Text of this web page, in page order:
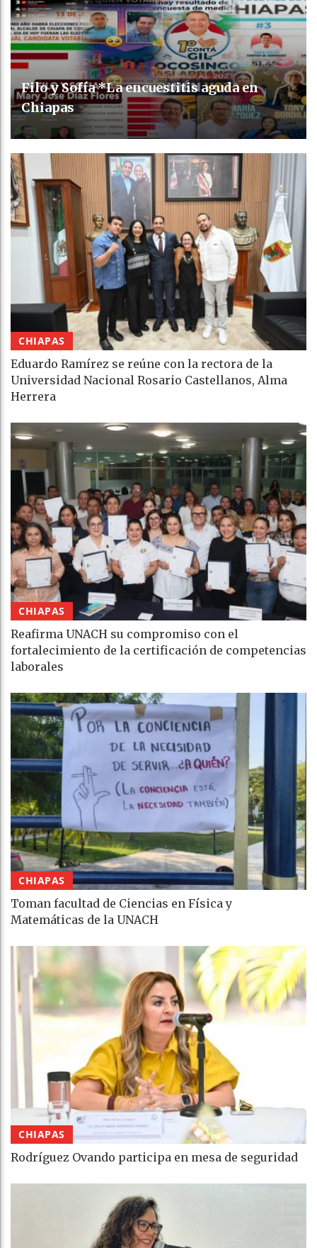
Filo y Sofía *La encuestitis aguda en
Chiapas
CHIAPAS
Eduardo Ramírez se reúne con la rectora de la
Universidad Nacional Rosario Castellanos, Alma
Herrera
CHIAPAS
Reafirma UNACH su compromiso con el
fortalecimiento de la certificación de competencias
laborales
CHIAPAS
Toman facultad de Ciencias en Física y
Matemáticas de la UNACH
CHIAPAS
Rodríguez Ovando participa en mesa de seguridad